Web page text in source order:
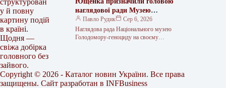
структурован
у й повну
картину подій
в країні.
Щодня —
свіжа добірка
головного без
зайвого.
наглядової ради Музею
Голодомору
Павло Рудик
Сер 6, 2026
Наглядова рада Національного музею
Голодомору-геноциду на своєму
Copyright © 2026 - Каталог новин України. Все права
защищены. Сайт разработан в INFBusiness